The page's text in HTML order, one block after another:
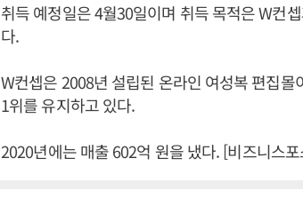
취득 예정일은 4월30일이며 취득 목적은 W컨
다.
W컨셉은 2008년 설립된 온라인 여성복 편집
1위를 유지하고 있다.
2020년에는 매출 602억 원을 냈다. [비즈니스